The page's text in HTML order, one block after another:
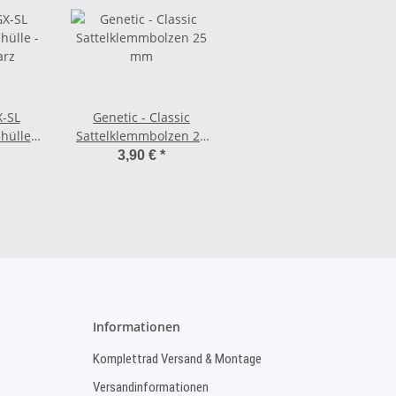
-
Genetic - Classic
Sattelklemmbolzen 25
mm
3,90 € *
Informationen
Komplettrad Versand & Montage
Versandinformationen